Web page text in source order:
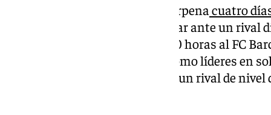
El Unicaja regresa al Martín Carpenacuatro
en la BCL, para jugar ante un rival
reciben este domingo a las 18:30 horas al FC
donde los malagueños llegan como líderes en
En el día de hoy se enfrentará a un rival de